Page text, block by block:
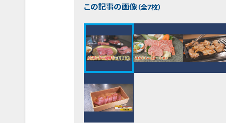
この記事の画像（全7枚）